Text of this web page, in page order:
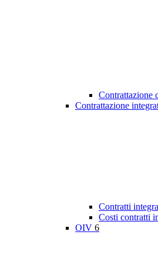
Contrattazione
Contrattazione
Contratti
Costi contratti
OIV 6